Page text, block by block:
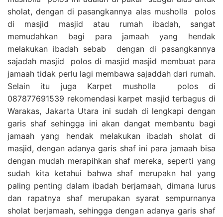
sholat, dengan di pasangkannya alas musholla polos
di masjid masjid atau rumah ibadah, sangat
memudahkan bagi para jamaah yang hendak
melakukan ibadah sebab dengan di pasangkannya
sajadah masjid polos di masjid masjid membuat para
jamaah tidak perlu lagi membawa sajaddah dari rumah.
Selain itu juga Karpet musholla polos di
087877691539 rekomendasi karpet masjid terbagus di
Warakas, Jakarta Utara ini sudah di lengkapi dengan
garis shaf sehingga ini akan dangat membantu bagi
jamaah yang hendak melakukan ibadah sholat di
masjid, dengan adanya garis shaf ini para jamaah bisa
dengan mudah merapihkan shaf mereka, seperti yang
sudah kita ketahui bahwa shaf merupakn hal yang
paling penting dalam ibadah berjamaah, dimana lurus
dan rapatnya shaf merupakan syarat sempurnanya
sholat berjamaah, sehingga dengan adanya garis shaf